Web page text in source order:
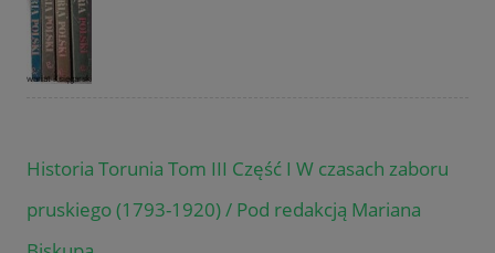
Historia Torunia Tom III Część I W czasach zaboru
pruskiego (1793-1920) / Pod redakcją Mariana